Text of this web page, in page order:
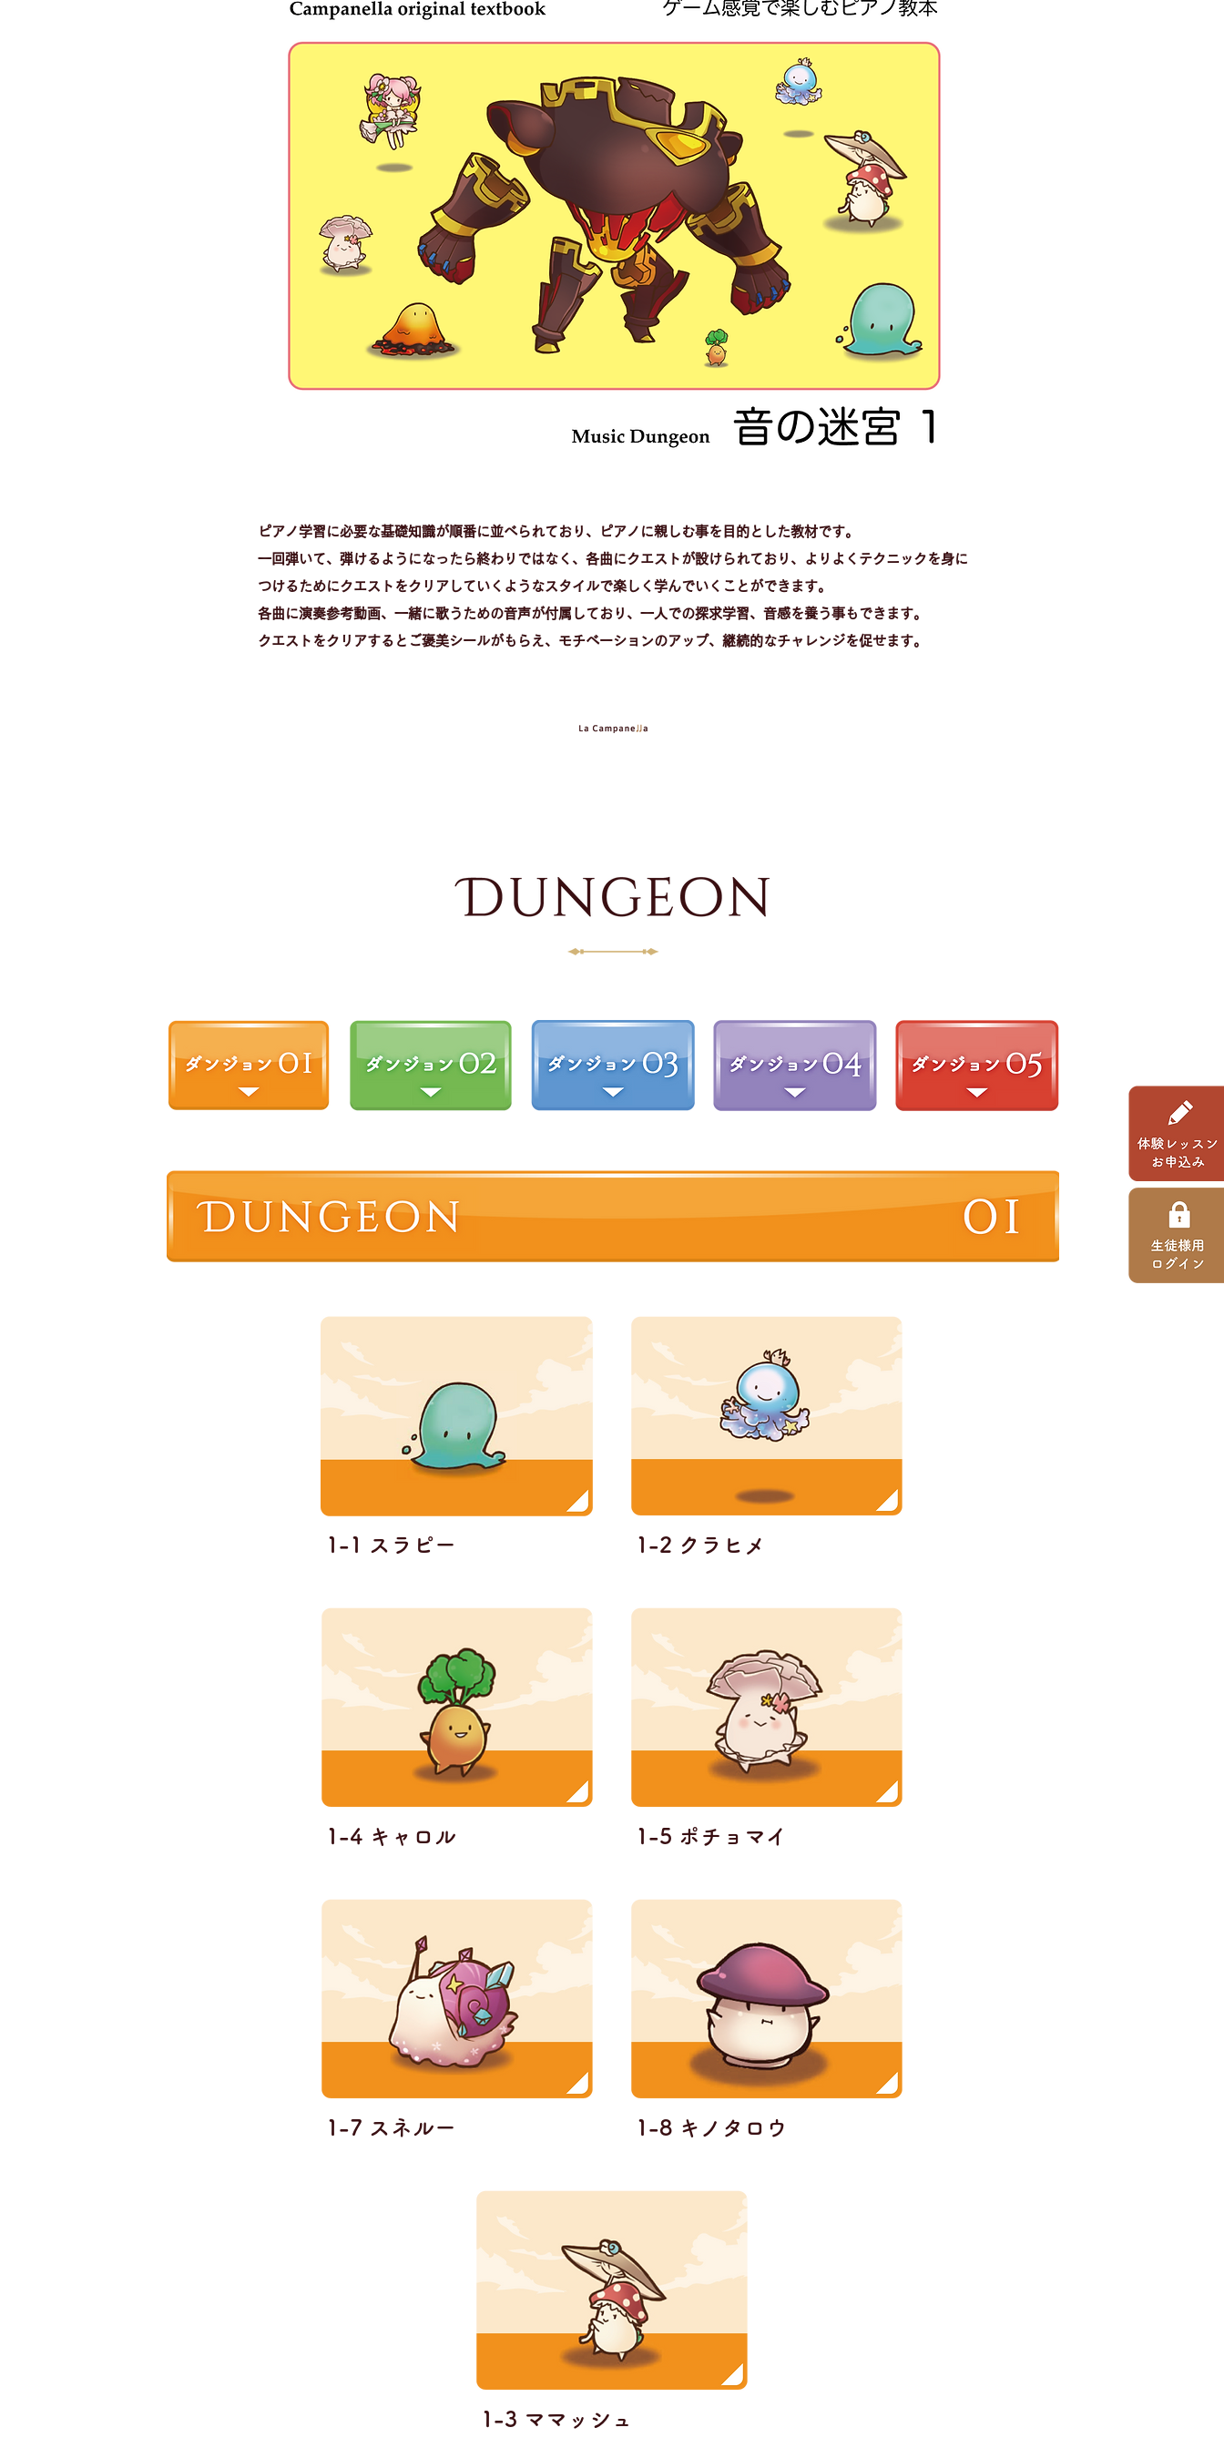
ピアノ学習に必要な基礎知識が順番に並べられており、ピアノに親しむ事を目的とした教材です。
一回弾いて、弾けるようになったら終わりではなく、各曲にクエストが設けられており、よりよくテクニックを身に
つけるためにクエストをクリアしていくようなスタイルで楽しく学んでいくことができます。
各曲に演奏参考動画、一緒に歌うための音声が付属しており、一人での探求学習、音感を養う事もできます。
​クエストをクリアするとご褒美シールがもらえ、モチベーションのアップ、継続的なチャレンジを促せます。
1-1 スラピー
1-4 キャロル
1-7 スネルー
1-2 クラヒメ
1-5 ポチョマイ
1-8 キノタロウ
1-3 ママッシュ